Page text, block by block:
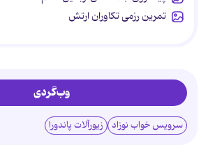
تمرین رزمی تکاوران ارتش
وب‌گردی
سرویس خواب نوزاد زیورآلات پاندورا